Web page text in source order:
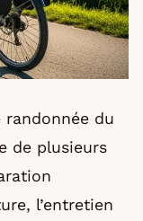
du
de plusieurs
l’entretien